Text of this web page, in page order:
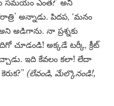
సమయం ఎంత?’ అని
అన్నాడు. పిదప, ‘మనం
అడిగాను. నా ప్రశ్నకు
చూడండి! అక్కడే టర్కీ, క్రీట్
ఇది కేవలం కలా! లేదా
(లేవండి, మేల్కొనండి!,